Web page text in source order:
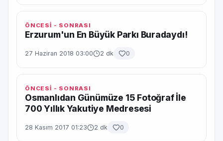
ÖNCESİ - SONRASI
Erzurum'un En Büyük Parkı Buradaydı!
27 Haziran 2018 03:00 2 dk 0
ÖNCESİ - SONRASI
Osmanlıdan Günümüze 15 Fotoğraf İle
700 Yıllık Yakutiye Medresesi
28 Kasım 2017 01:23 2 dk 0